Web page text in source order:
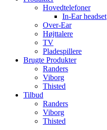
Hovedtelefoner
In-Ear headset
Over-Ear
Højttalere
TV
Pladespillere
Brugte Produkter
Randers
Viborg
Thisted
Tilbud
Randers
Viborg
Thisted